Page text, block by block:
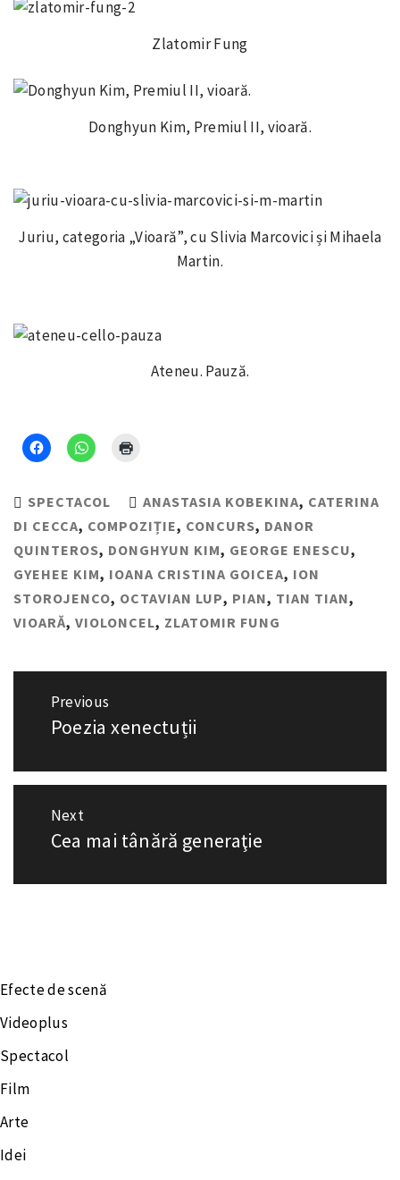
Zlatomir Fung
Donghyun Kim, Premiul II, vioară.
Juriu, categoria „Vioară”, cu Slivia Marcovici și Mihaela
Martin.
Ateneu. Pauză.
SPECTACOL ANASTASIA KOBEKINA, CATERINA
DI CECCA, COMPOZIȚIE, CONCURS, DANOR
QUINTEROS, DONGHYUN KIM, GEORGE ENESCU,
GYEHEE KIM, IOANA CRISTINA GOICEA, ION
STOROJENCO, OCTAVIAN LUP, PIAN, TIAN TIAN,
VIOARĂ, VIOLONCEL, ZLATOMIR FUNG
Navigare
Previous
Previous
Poezia xenectuții
Next
Next
Cea mai tânără generaţie
Efecte de scenă
Videoplus
Spectacol
Film
Arte
Idei